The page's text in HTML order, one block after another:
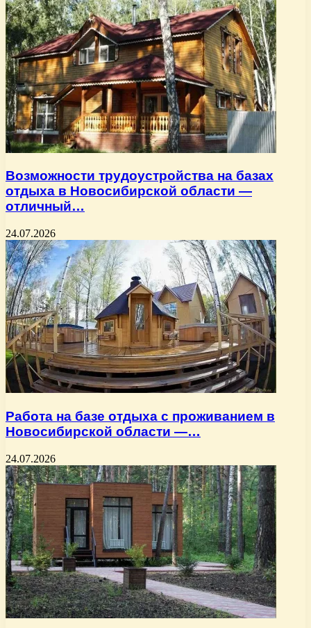
Возможности трудоустройства на базах
отдыха в Новосибирской области —
отличный…
24.07.2026
Работа на базе отдыха с проживанием в
Новосибирской области —…
24.07.2026